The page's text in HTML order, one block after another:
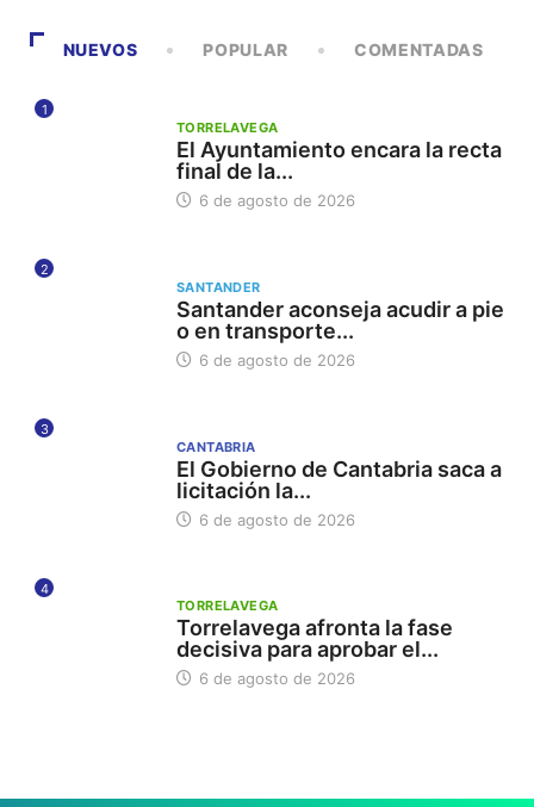
NUEVOS POPULAR COMENTADAS
1
TORRELAVEGA
El Ayuntamiento encara la recta
final de la...
6 de agosto de 2026
2
SANTANDER
Santander aconseja acudir a pie
o en transporte...
6 de agosto de 2026
3
CANTABRIA
El Gobierno de Cantabria saca a
licitación la...
6 de agosto de 2026
4
TORRELAVEGA
Torrelavega afronta la fase
decisiva para aprobar el...
6 de agosto de 2026